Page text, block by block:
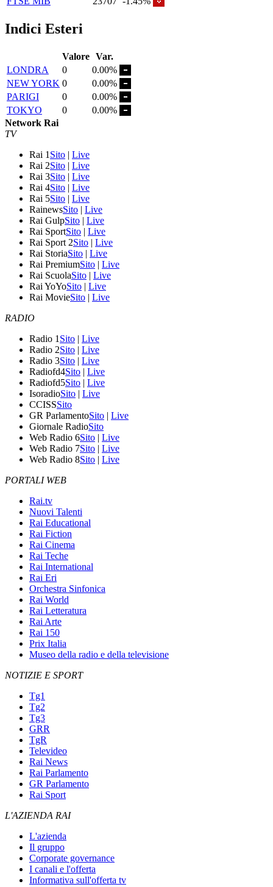
Indici Esteri
Valore Var.
LONDRA
0
0.00%
NEW YORK 0
0.00%
PARIGI
0
0.00%
TOKYO
0
0.00%
Network Rai
TV
Rai 1 Sito | Live
Rai 2Sito | Live
Rai 3Sito | Live
Rai 4Sito | Live
Rai 5Sito | Live
RainewsSito | Live
Rai GulpSito | Live
Rai SportSito | Live
Rai Sport 2Sito | Live
Rai StoriaSito | Live
Rai PremiumSito | Live
Rai ScuolaSito | Live
Rai YoYoSito | Live
Rai MovieSito | Live
RADIO
Radio 1 Sito | Live
Radio 2Sito | Live
Radio 3Sito | Live
Radiofd4Sito | Live
Radiofd5Sito | Live
IsoradioSito | Live
CCISSSito
GR ParlamentoSito | Live
Giornale RadioSito
Web Radio 6Sito | Live
Web Radio 7Sito | Live
Web Radio 8Sito | Live
PORTALI WEB
Rai.tv
Nuovi Talenti
Rai Educational
Rai Fiction
Rai Cinema
Rai Teche
Rai International
Rai Eri
Orchestra Sinfonica
Rai World
Rai Letteratura
Rai Arte
Rai 150
Prix Italia
Museo della radio e della televisione
NOTIZIE E SPORT
Tg1
Tg2
Tg3
GRR
TgR
Televideo
Rai News
Rai Parlamento
GR Parlamento
Rai Sport
L'AZIENDA RAI
L'azienda
Il gruppo
Corporate governance
I canali e l'offerta
Informativa sull'offerta tv